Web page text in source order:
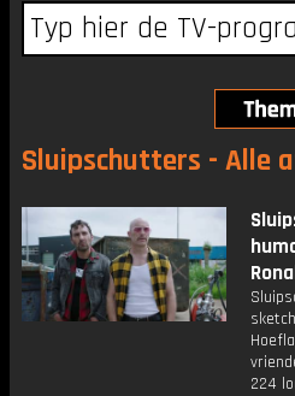
Sluipschutters - Alle
224